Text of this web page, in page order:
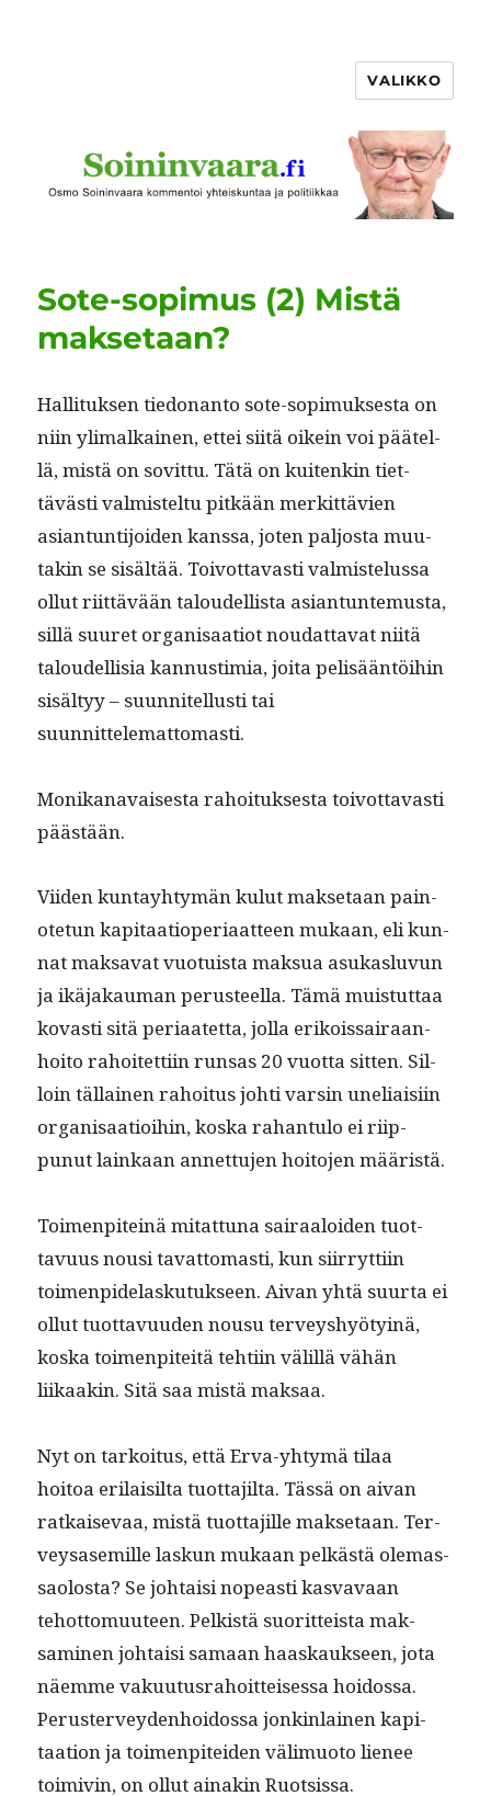
VALIKKO
Sote-sopimus (2) Mistä
maksetaan?
Hal­li­tuk­sen tiedo­nan­to sote-sopimuk­ses­ta on
niin yli­malkainen, ettei siitä oikein voi päätel­
lä, mis­tä on sovit­tu. Tätä on kuitenkin tiet­
tävästi valmis­tel­tu pitkään merkit­tävien
asiantun­ti­joiden kanssa, joten paljos­ta muu­
takin se sisältää. Toiv­ot­tavasti valmis­telus­sa
ollut riit­tävään taloudel­lista asiantun­te­mus­ta,
sil­lä suuret organ­isaa­tiot nou­dat­ta­vat niitä
taloudel­lisia kan­nus­timia, joi­ta pelisään­töi­hin
sisäl­tyy – suun­nitel­lusti tai
suunnittelemattomasti.
Monikanavais­es­ta rahoituk­ses­ta toiv­ot­tavasti
päästään.
Viiden kun­tay­htymän kulut mak­se­taan pain­
ote­tun kap­i­taa­tiope­ri­aat­teen mukaan, eli kun­
nat mak­sa­vat vuo­tu­ista mak­sua asukaslu­vun
ja ikä­jakau­man perus­teel­la. Tämä muis­tut­taa
kovasti sitä peri­aatet­ta, jol­la erikois­sairaan­
hoito rahoitet­ti­in run­sas 20 vuot­ta sit­ten. Sil­
loin täl­lainen rahoi­tus johti varsin uneli­aisi­in
organ­isaa­tioi­hin, kos­ka rahan­tu­lo ei riip­
punut lainkaan annet­tu­jen hoito­jen määristä.
Toimen­piteinä mitat­tuna sairaaloiden tuot­
tavu­us nousi tavat­tomasti, kun siir­ryt­ti­in
toimen­pide­lasku­tuk­seen. Aivan yhtä suur­ta ei
ollut tuot­tavu­u­den nousu ter­veyshyö­ty­inä,
kos­ka toimen­piteitä tehti­in välil­lä vähän
liikaakin. Sitä saa mis­tä maksaa.
Nyt on tarkoi­tus, että Erva-yhtymä tilaa
hoitoa eri­laisil­ta tuot­ta­jil­ta. Tässä on aivan
ratkai­se­vaa, mis­tä tuot­ta­jille mak­se­taan. Ter­
veysasemille laskun mukaan pelkästä ole­mas­
saolosta? Se johtaisi nopeasti kas­vavaan
tehot­to­muu­teen. Pelk­istä suorit­teista mak­
sami­nen johtaisi samaan haaskauk­seen, jota
näemme vaku­u­tus­ra­hoit­teises­sa hoi­dos­sa.
Peruster­vey­den­hoi­dos­sa jonkin­lainen kap­i­
taa­tion ja toimen­pitei­den välimuo­to lie­nee
toimivin, on ollut ainakin Ruotsissa.